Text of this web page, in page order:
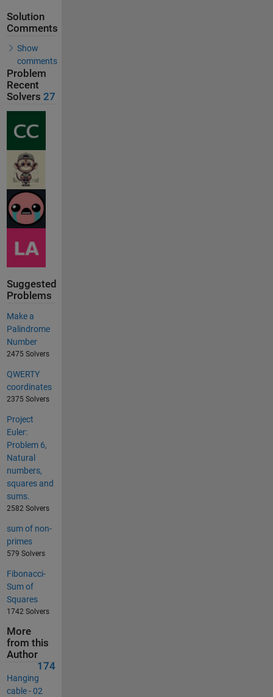
Solution
Comments
Show
comments
Problem
Recent
Solvers 27
Suggested
Problems
Make a
Palindrome
Number
2475 Solvers
QWERTY
coordinates
2375 Solvers
Project
Euler:
Problem 6,
Natural
numbers,
squares and
sums.
2582 Solvers
sum of non-
primes
579 Solvers
Fibonacci-
Sum of
Squares
1742 Solvers
More
from this
Author
174
Hanging
cable - 02